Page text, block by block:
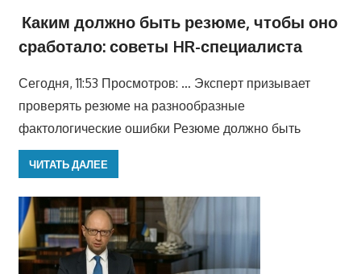
Каким должно быть резюме, чтобы оно
сработало: советы HR-специалиста
Сегодня, 11:53 Просмотров: … Эксперт призывает
проверять резюме на разнообразные
фактологические ошибки Резюме должно быть
ЧИТАТЬ ДАЛЕЕ